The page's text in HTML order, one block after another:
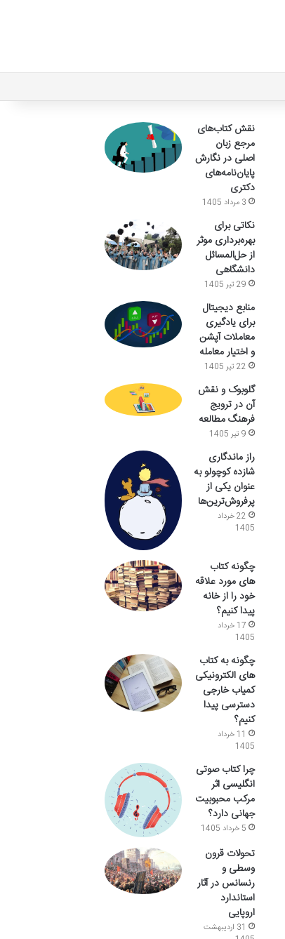
نقش کتاب‌های
مرجع زبان
اصلی در نگارش
پایان‌نامه‌های
دکتری
3 مرداد 1405
نکاتی برای
بهره‌برداری موثر
از حل‌المسائل
دانشگاهی
29 تیر 1405
منابع دیجیتال
برای یادگیری
معاملات آپشن
و اختیار معامله
22 تیر 1405
گلوبوک و نقش
آن در ترویج
فرهنگ مطالعه
9 تیر 1405
راز ماندگاری
شازده کوچولو به
عنوان یکی از
پرفروش‌ترین‌ها
22 خرداد
1405
چگونه کتاب
های مورد علاقه
خود را از خانه
پیدا کنیم؟
17 خرداد
1405
چگونه به کتاب
های الکترونیکی
کمیاب خارجی
دسترسی پیدا
کنیم؟
11 خرداد
1405
چرا کتاب صوتی
انگلیسی اثر
مرکب محبوبیت
جهانی دارد؟
5 خرداد 1405
تحولات قرون
وسطی و
رنسانس در آثار
استاندارد
اروپایی
31 اردیبهشت